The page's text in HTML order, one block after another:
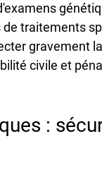
traitements
gravement
civile et
: